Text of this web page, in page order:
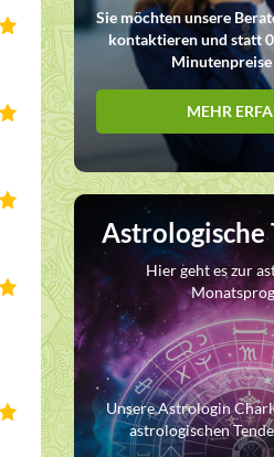
Sie möchten unsere
kontaktieren und statt
Minutenpreise
MEHR
Astrologische
Hier geht es zur
Unsere Astrologin
astrologischen